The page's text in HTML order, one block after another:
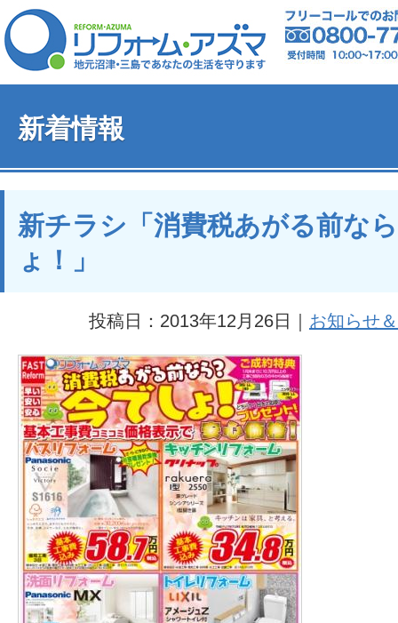
新着情報
新チラシ「消費税あがる前な
ょ！」
投稿日：2013年12月26日｜ お知らせ